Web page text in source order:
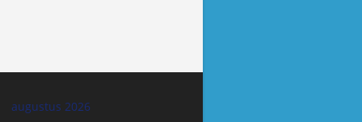
augustus 2026